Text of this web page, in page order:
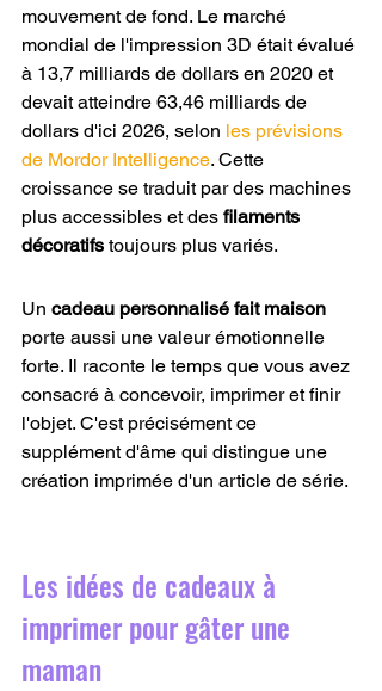
mouvement de fond. Le marché
mondial de l'impression 3D était évalué
à 13,7 milliards de dollars en 2020 et
devait atteindre 63,46 milliards de
dollars d'ici 2026, selon les prévisions
de Mordor Intelligence. Cette
croissance se traduit par des machines
plus accessibles et des filaments
décoratifs toujours plus variés.
Un cadeau personnalisé fait maison
porte aussi une valeur émotionnelle
forte. Il raconte le temps que vous avez
consacré à concevoir, imprimer et finir
l'objet. C'est précisément ce
supplément d'âme qui distingue une
création imprimée d'un article de série.
Les idées de cadeaux à
imprimer pour gâter une
maman